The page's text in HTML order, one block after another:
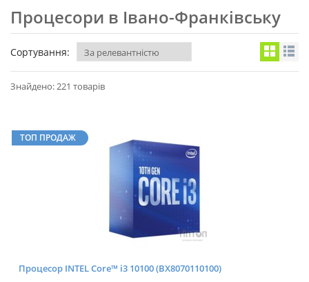
Процесори в Івано-Франківську
Сортування:
Знайдено: 221 товарів
ТОП ПРОДАЖ
Процесор INTEL Core™ i3 10100 (BX8070110100)